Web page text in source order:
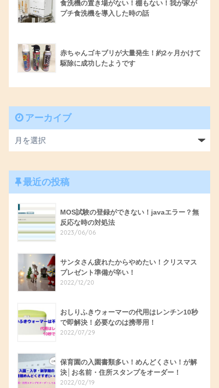
食洗機の置き場がない！棚もない！我が家が
プチ食洗機を導入した時の話
赤ちゃんゴキブリが大量発生！約2ヶ月かけて
駆除に成功したようです
アーカイブ
最近の投稿
MOS試験の登録ができない！javaエラー？無
反応な時の対処法
2023/06/06
サンタさん疲れたからやめたい！クリスマス
プレゼント準備が辛い！
2022/12/20
おしりふきウォーマーの代用はレンチン10秒
で即解決！必要なのは携帯用！
2022/07/29
保育園の入園書類多い！めんどくさい！が解
決│お名前・住所スタンプをオーダー！
2022/02/19